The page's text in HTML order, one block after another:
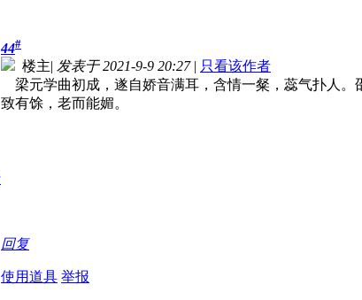
44#
楼主| 发表于 2021-9-9 20:27 | 只看该作者
梁元学曲初成，遂自娇音满耳，含情一粲，蕊气扑人。
致有馀，老而能媚。
回复
使用道具 举报